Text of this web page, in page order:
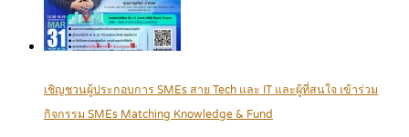
เชิญชวนผู้ประกอบการ SMEs สาย Tech และ IT และผู้ที่สนใจ เข้าร่วม
กิจกรรม SMEs Matching Knowledge & Fund